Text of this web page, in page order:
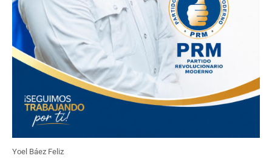
Yoel Báez Feliz